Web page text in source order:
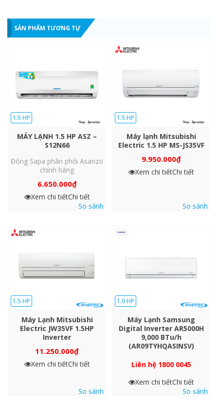
SẢN PHẨM TƯƠNG TỰ
1.5 HP
MÁY LẠNH 1.5 HP ASZ –
S12N66
Đông Sapa phân phối Asanzo
chính hãng
6.650.000₫
Xem chi tiếtChi tiết
So sánh
1.5 HP
Máy lạnh Mitsubishi
Electric 1.5 HP MS-JS35VF
9.950.000₫
Xem chi tiếtChi tiết
So sánh
1.5 HP
Máy Lạnh Mitsubishi
Electric JW35VF 1.5HP
Inverter
11.250.000₫
Xem chi tiếtChi tiết
So sánh
1.0 HP
Máy Lạnh Samsung
Digital Inverter AR5000H
9,000 BTu/h
(AR09TYHQASINSV)
Liên hệ 1800 0045
Xem chi tiếtChi tiết
So sánh